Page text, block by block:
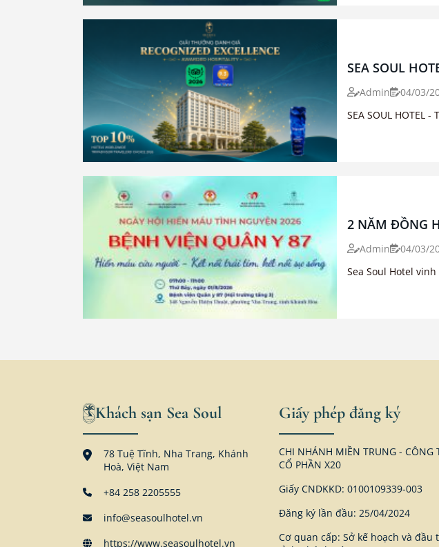
SEA SOUL
Admin 04/03/
SEA SOUL HOTEL -
2 NĂM ĐỒNG
Admin 04/03/
Sea Soul Hotel
Khách sạn Sea Soul
78 Tuệ Tĩnh, Nha Trang, Khánh
Hoà, Việt Nam
+84 258 2205555
info@seasoulhotel.vn
https://www.seasoulhotel.vn
Giấy phép đăng ký
CHI NHÁNH MIỀN TRUNG - CÔNG
CỔ PHẦN X20
Giấy CNDKKD: 0100109339-003
Đăng ký lần đầu: 25/04/2024
Cơ quan cấp: Sở kế hoạch và đầu